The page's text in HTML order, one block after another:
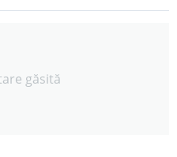
găsită